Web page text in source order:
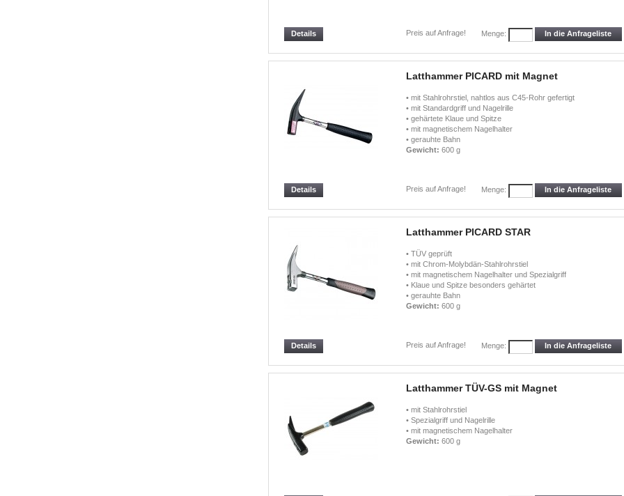
Preis auf Anfrage! Menge: In die Anfrageliste
Details
Latthammer PICARD mit Magnet
• mit Stahlrohrstiel, nahtlos aus C45-Rohr gefertigt
• mit Standardgriff und Nagelrille
• gehärtete Klaue und Spitze
• mit magnetischem Nagelhalter
• gerauhte Bahn
Gewicht: 600 g
Preis auf Anfrage! Menge: In die Anfrageliste
Details
Latthammer PICARD STAR
• TÜV geprüft
• mit Chrom-Molybdän-Stahlrohrstiel
• mit magnetischem Nagelhalter und Spezialgriff
• Klaue und Spitze besonders gehärtet
• gerauhte Bahn
Gewicht: 600 g
Preis auf Anfrage! Menge: In die Anfrageliste
Details
Latthammer TÜV-GS mit Magnet
• mit Stahlrohrstiel
• Spezialgriff und Nagelrille
• mit magnetischem Nagelhalter
Gewicht: 600 g